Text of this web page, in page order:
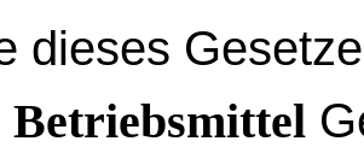
dieses
Betriebsmittel